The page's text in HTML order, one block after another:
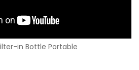
in Bottle Portable